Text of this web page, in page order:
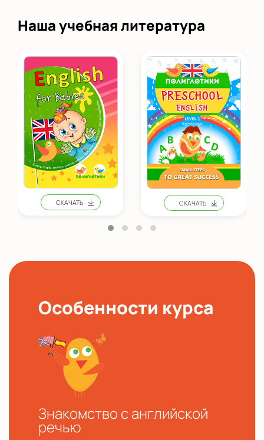
Наша учебная литература
Особенности курса
Знакомство с английской
речью